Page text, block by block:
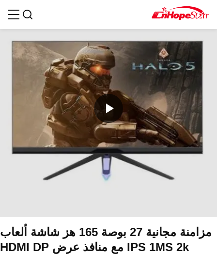
مزامنة مجانية 27 بوصة 165 هز شاشة ألعاب
IPS 1MS 2k مع منافذ عرض HDMI DP